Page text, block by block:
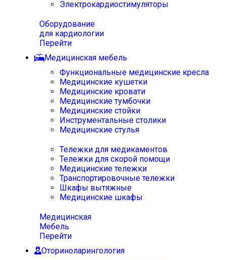
Электрокардиостимуляторы
Оборудование
для кардиологии
Перейти
Медицинская мебель
Функциональные медицинские кресла
Медицинские кушетки
Медицинские кровати
Медицинские тумбочки
Медицинские стойки
Инструментальные столики
Медицинские стулья
Тележки для медикаментов
Тележки для скорой помощи
Медицинские тележки
Транспортировочные тележки
Шкафы вытяжные
Медицинские шкафы
Медицинская
Мебель
Перейти
Оториноларингология